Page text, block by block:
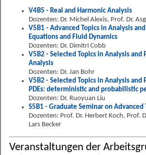
V4B5 - Real and Harmonic Analysis
Dozenten: Dr. Michel Alexis, Prof. Dr.
V5B1 - Advanced Topics in Analysis
Equations and Fluid Dynamics
Dozenten: Dr. Dimitri Cobb
V5B2 - Selected Topics in Analysis and
Analysis
Dozenten: Dr. Jan Bohr
V5B2 - Selected Topics in Analysis and
PDEs: deterministic and probabilistic
Dozenten: Dr. Ruoyuan Liu
S5B1 - Graduate Seminar on Advanced
Dozenten: Prof. Dr. Herbert Koch, Prof.
Lars Becker
Veranstaltungen der